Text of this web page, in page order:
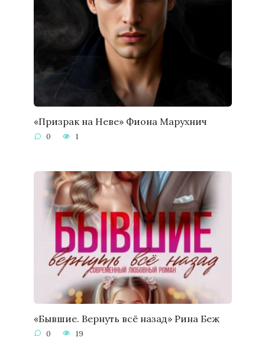
«Призрак на Неве» Фиона Марухнич
0 1
«Бывшие. Вернуть всё назад» Рина Беж
0 19